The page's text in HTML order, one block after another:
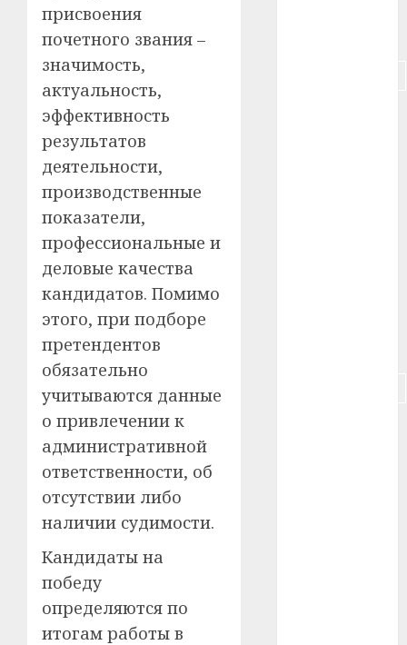
присвоения
почетного звания –
значимость,
актуальность,
эффективность
результатов
деятельности,
производственные
показатели,
профессиональные и
деловые качества
кандидатов. Помимо
этого, при подборе
претендентов
обязательно
учитываются данные
о привлечении к
административной
ответственности, об
отсутствии либо
наличии судимости.
Кандидаты на
победу
определяются по
итогам работы в